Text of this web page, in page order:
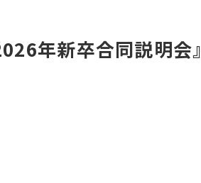
年新卒合同説明会』